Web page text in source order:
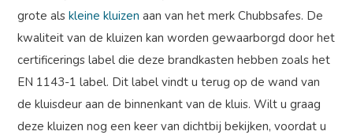
grote alskleine kluizen aan van het merk Chubbsafes. De
kwaliteit van de kluizen kan worden gewaarborgd door het
certificerings label die deze brandkasten hebben zoals het
EN 1143-1 label. Dit label vindt u terug op de wand van
de kluisdeur aan de binnenkant van de kluis. Wilt u graag
deze kluizen nog een keer van dichtbij bekijken, voordat u